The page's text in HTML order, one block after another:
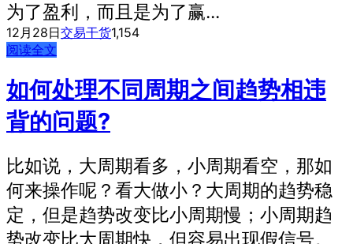
为了盈利，而且是为了赢...
12月28日交易干货1,154
阅读全文
如何处理不同周期之间趋势相违
背的问题?
比如说，大周期看多，小周期看空，那如
何来操作呢？看大做小？大周期的趋势稳
定，但是趋势改变比小周期慢；小周期趋
势改变比大周期快，但容易出现假信号。